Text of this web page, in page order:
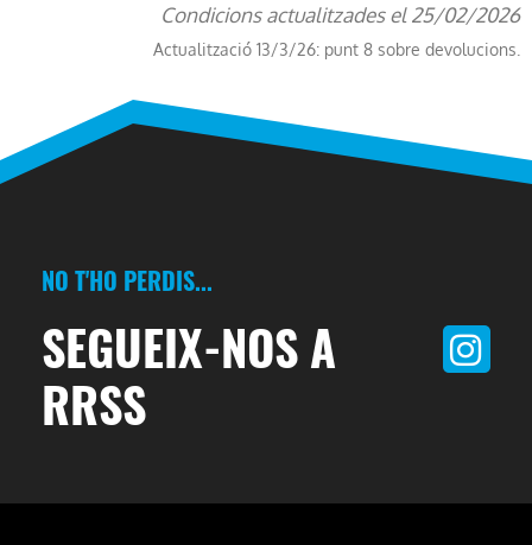
Condicions actualitzades el 25/02/2026
Actualització 13/3/26: punt 8 sobre devolucions.
NO T'HO PERDIS...
SEGUEIX-NOS A
RRSS